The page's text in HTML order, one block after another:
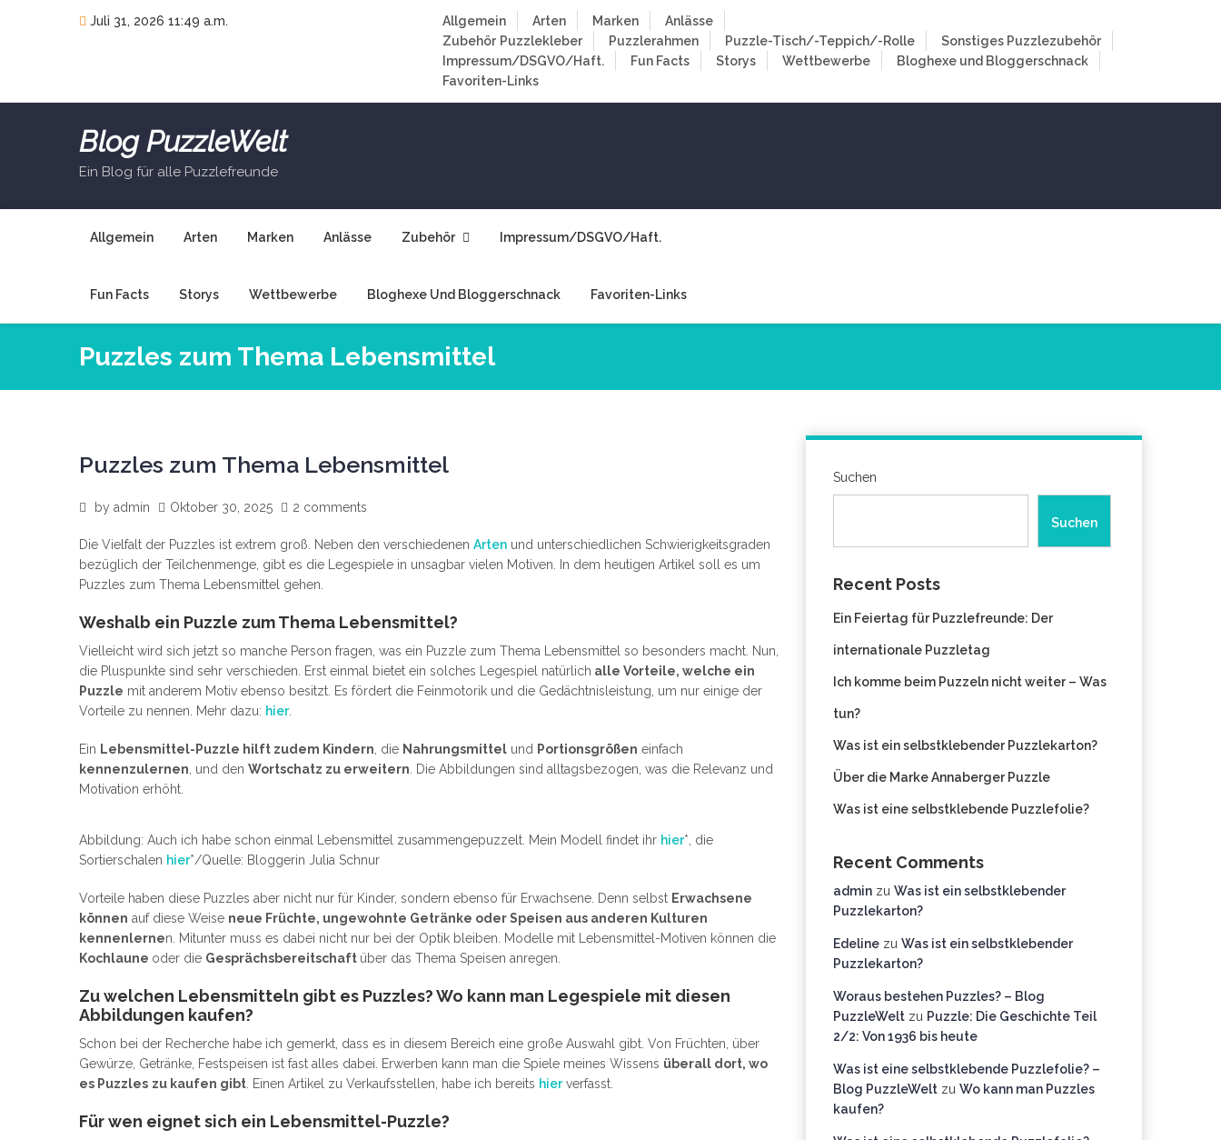
Juli 31, 2026 11:49 a.m. Allgemein Arten Marken
Anlässe
Zubehör Puzzlekleber Puzzlerahmen Puzzle-Tisch/-Teppich/-Rolle
Sonstiges Puzzlezubehör
Impressum/DSGVO/Haft.
Fun Facts Storys Wettbewerbe
Bloghexe und Bloggerschnack
Favoriten-Links
Blog PuzzleWelt
Ein Blog für alle Puzzlefreunde
Allgemein Arten Marken Anlässe Zubehör Impressum/DSGVO/Haft.
Fun Facts Storys Wettbewerbe Bloghexe Und Bloggerschnack Favoriten-Links
Puzzles zum Thema Lebensmittel
Puzzles zum Thema Lebensmittel
by admin Oktober 30, 2025 2 comments
Die Vielfalt der Puzzles ist extrem groß. Neben den verschiedenen Arten und unterschiedlichen Schwierigkeitsgraden
bezüglich der Teilchenmenge, gibt es die Legespiele in unsagbar vielen Motiven. In dem heutigen Artikel soll es um
Puzzles zum Thema Lebensmittel gehen.
Weshalb ein Puzzle zum Thema Lebensmittel?
Vielleicht wird sich jetzt so manche Person fragen, was ein Puzzle zum Thema Lebensmittel so besonders macht. Nun,
die Pluspunkte sind sehr verschieden. Erst einmal bietet ein solches Legespiel natürlich alle Vorteile, welche ein
Puzzle mit anderem Motiv ebenso besitzt. Es fördert die Feinmotorik und die Gedächtnisleistung, um nur einige der
Vorteile zu nennen. Mehr dazu: hier.
Ein Lebensmittel-Puzzle hilft zudem Kindern , die Nahrungsmittel und Portionsgrößen einfach
kennenzulernen , und den Wortschatz zu erweitern . Die Abbildungen sind alltagsbezogen, was die Relevanz und
Motivation erhöht.
Abbildung: Auch ich habe schon einmal Lebensmittel zusammengepuzzelt. Mein Modell findet ihr hier*, die
Sortierschalen hier*/Quelle: Bloggerin Julia Schnur
Vorteile haben diese Puzzles aber nicht nur für Kinder, sondern ebenso für Erwachsene. Denn selbst Erwachsene
können auf diese Weise neue Früchte, ungewohnte Getränke oder Speisen aus anderen Kulturen
kennenlernen. Mitunter muss es dabei nicht nur bei der Optik bleiben. Modelle mit Lebensmittel-Motiven können die
Kochlaune oder die Gesprächsbereitschaft über das Thema Speisen anregen.
Zu welchen Lebensmitteln gibt es Puzzles? Wo kann man Legespiele mit diesen
Abbildungen kaufen?
Schon bei der Recherche habe ich gemerkt, dass es in diesem Bereich eine große Auswahl gibt. Von Früchten, über
Gewürze, Getränke, Festspeisen ist fast alles dabei. Erwerben kann man die Spiele meines Wissens überall dort, wo
es Puzzles zu kaufen gibt . Einen Artikel zu Verkaufsstellen, habe ich bereits hierverfasst.
Für wen eignet sich ein Lebensmittel-Puzzle?
Suchen
Suchen
Recent Posts
Ein Feiertag für Puzzlefreunde: Der
internationale Puzzletag
Ich komme beim Puzzeln nicht weiter – Was
tun?
Was ist ein selbstklebender Puzzlekarton?
Über die Marke Annaberger Puzzle
Was ist eine selbstklebende Puzzlefolie?
Recent Comments
admin zu Was ist ein selbstklebender
Puzzlekarton?
Edeline zu Was ist ein selbstklebender
Puzzlekarton?
Woraus bestehen Puzzles? – Blog
PuzzleWelt zu Puzzle: Die Geschichte Teil
2/2: Von 1936 bis heute
Was ist eine selbstklebende Puzzlefolie? –
Blog PuzzleWelt zu Wo kann man Puzzles
kaufen?